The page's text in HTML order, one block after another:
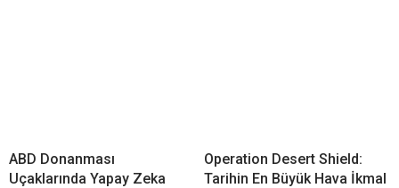
ABD Donanması
Uçaklarında Yapay Zeka
Operation Desert Shield:
Tarihin En Büyük Hava İkmal